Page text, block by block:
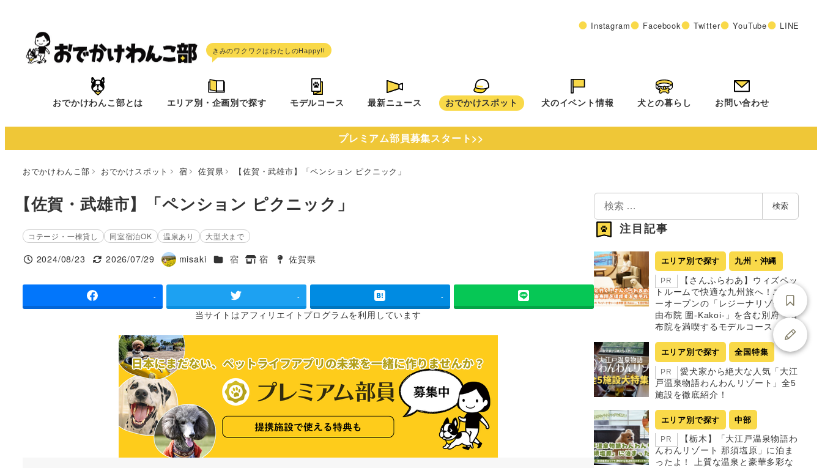
へ
Instagram Facebook Twitter YouTube LINE
おでかけわんこ部とは エリア別・企画別で探す モデルコース 最新ニュース おでかけスポット 犬のイベント情報 犬との暮らし お問い合わせ
プレミアム部員募集スタート>>
おでかけわんこ部 おでかけスポット 宿 佐賀県 【佐賀・武雄市】「ペンション ピクニック」
【佐賀・武雄市】「ペンション ピクニック」
コテージ・一棟貸し 同室宿泊OK 温泉あり 大型犬まで
投稿日
2024/08/23
更新日
2026/07/29
著
misaki 施設ジャンル
宿
タグ
宿
タグ
佐賀県
- - -
当サイトはアフィリエイトプログラムを利用しています
検
索
検索
注目記事
エリア別で探す 九州・沖縄
PR
【さんふらわあ】ウィズペッ
トルームで快適な九州旅へ！ニュ
ーオープンの「レジーナリゾート
由布院 圍-Kakoi-」を含む別府・由
布院を満喫するモデルコース
エリア別で探す 全国特集
PR
愛犬家から絶大な人気「大江
戸温泉物語わんわんリゾート」全5
施設を徹底紹介！
エリア別で探す 中部
PR
【栃木】「大江戸温泉物語わ
んわんリゾート 那須塩原」に泊ま
ったよ！ 上質な温泉と豪華多彩な